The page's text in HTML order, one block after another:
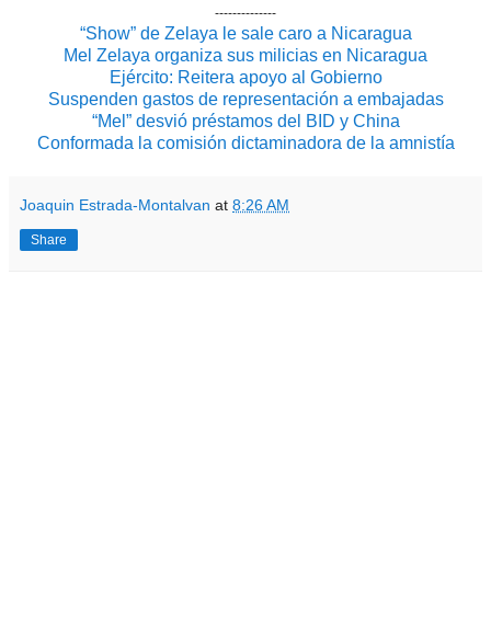
--------------
“Show” de Zelaya le sale caro a Nicaragua
Mel Zelaya organiza sus milicias en Nicaragua
Ejército: Reitera apoyo al Gobierno
Suspenden gastos de representación a embajadas
“Mel” desvió préstamos del BID y China
Conformada la comisión dictaminadora de la amnistía
Joaquin Estrada-Montalvan at 8:26 AM
Share